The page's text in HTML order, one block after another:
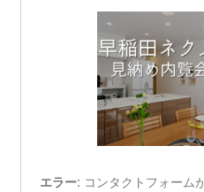
エラー: コンタクトフォーム